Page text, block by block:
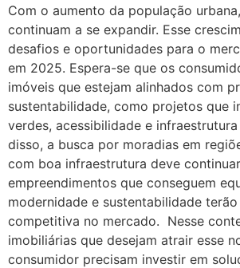
Com o aumento da população
continuam a se expandir. Esse
desafios e oportunidades para o
em 2025. Espera-se que os
imóveis que estejam alinhados com
sustentabilidade, como projetos que
verdes, acessibilidade e
disso, a busca por moradias em
com boa infraestrutura deve
empreendimentos que conseguem
modernidade e sustentabilidade
competitiva no mercado. Nesse
imobiliárias que desejam atrair esse
consumidor precisam investir em